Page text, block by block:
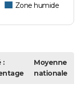
Zone humide
:
Moyenne
nationale